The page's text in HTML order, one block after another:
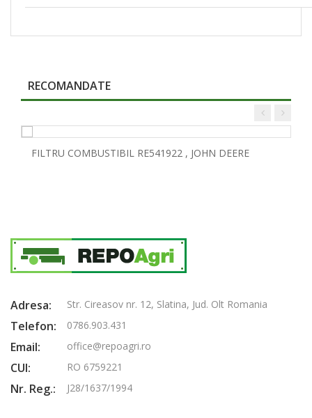
RECOMANDATE
FILTRU COMBUSTIBIL RE541922 , JOHN DEERE
Adresa: Str. Cireasov nr. 12, Slatina, Jud. Olt Romania
Telefon: 0786.903.431
Email: office@repoagri.ro
CUI: RO 6759221
Nr. Reg.: J28/1637/1994